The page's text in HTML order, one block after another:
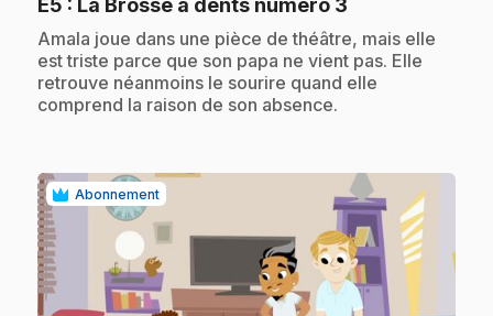
E5 : La Brosse à dents numéro 3
.Amala joue dans une pièce de théâtre, mais elle
est triste parce que son papa ne vient pas. Elle
retrouve néanmoins le sourire quand elle
comprend la raison de son absence.
Abonnement